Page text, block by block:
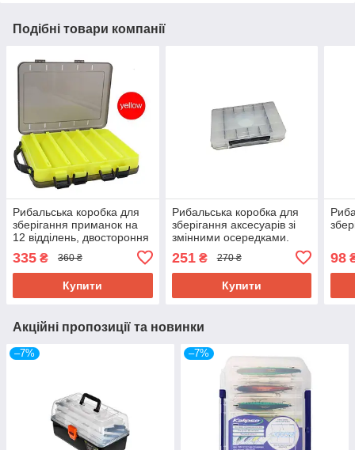
Подібні товари компанії
Рибальська коробка для
зберігання приманок на
12 відділень, двостороння
335 ₴ 360 ₴
Купити
Рибальська коробка для
зберігання аксесуарів зі
змінними осередками.
251₴ 270 ₴
Купити
98
Акційні пропозиції та новинки
–7% –7%